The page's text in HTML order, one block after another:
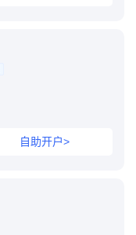
自助开户>